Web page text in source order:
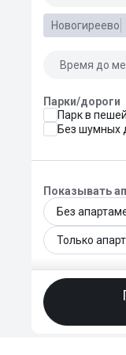
Новогиреево
Время до
Парки/дороги
Парк в
Без шумных
Показывать
Без
Только
Общая